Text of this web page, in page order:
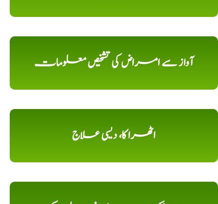
آواز سے امراض کی تشخیص معلومات
اٹھرا کا، دیسی علاج